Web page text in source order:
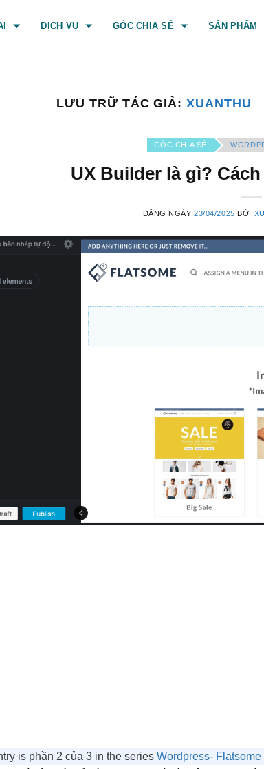
DỊCH VỤ GÓC CHIA SẺ SẢN PHẨM
LƯU TRỮ TÁC GIẢ:XUANTHU
GÓC CHIA SẺ
UX Builder là gì?
ĐĂNG NGÀY23/04/2025 BỞI
is phần 2 của 3 in the series Wordpress- Flatsome